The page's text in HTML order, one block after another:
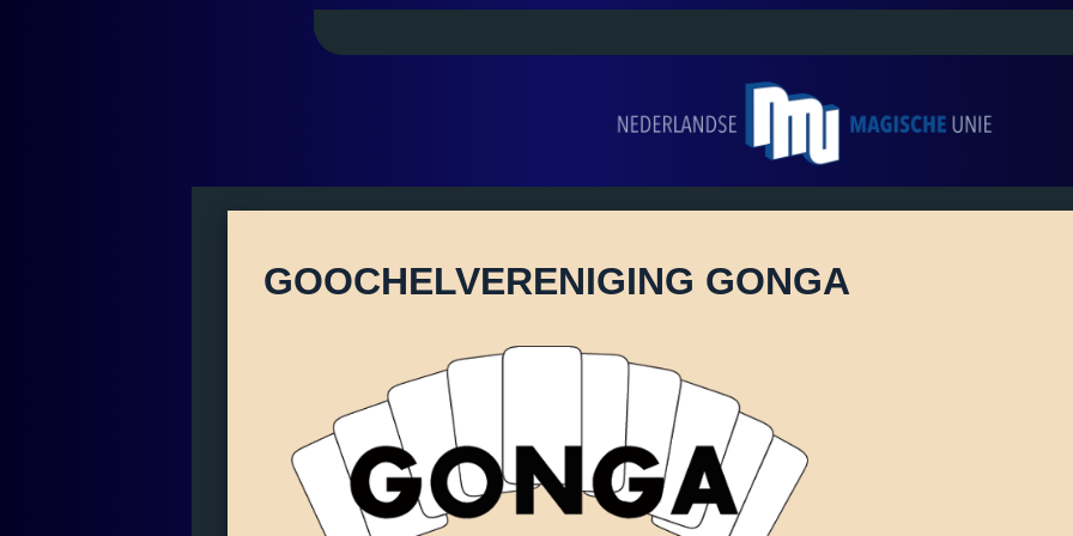
GOOCHELVERENIGING GONGA